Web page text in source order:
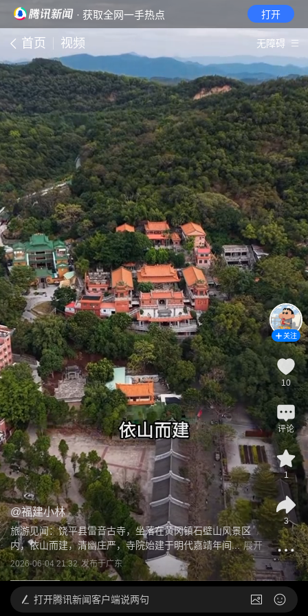
· 获取全网一手热点 打开
首页 视频 无障碍
@福建小林
旅游见闻：饶平县雷音古寺，坐落在黄冈镇石壁山风景区
内，依山而建，清幽庄严，寺院始建于明代嘉靖年间... 展开
2026-06-04 21:32 发布于广东
关注
10
评论
1
3
打开腾讯新闻客户端说两句